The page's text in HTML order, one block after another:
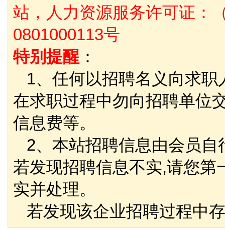
站，人力资源服务许可证：
0801000113号
特别提醒 ：
1、任何以招聘名义向求职
在求职过程中勿向招聘单位
信息费等。
2、本站招聘信息由会员自
若发现招聘信息不实,请您第
实并处理。
若发现该企业招聘过程中